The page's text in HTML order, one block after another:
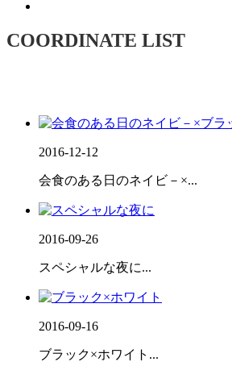
COORDINATE LIST
2016-12-12
会食のある日のネイビ－×...
2016-09-26
スペシャルな夜に...
2016-09-16
ブラック×ホワイト...